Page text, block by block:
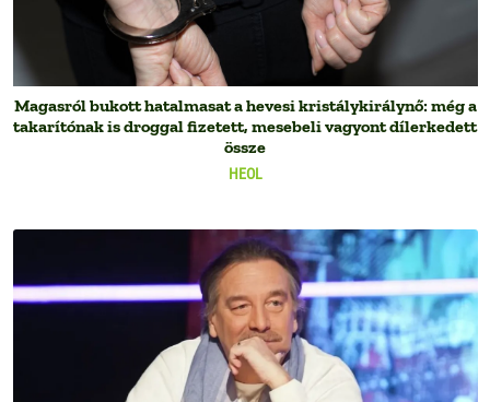
HEOL
Magasról bukott hatalmasat a hevesi kristálykirálynő: még a
takarítónak is droggal fizetett, mesebeli vagyont dílerkedett
össze